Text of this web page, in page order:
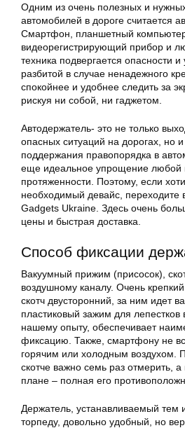
Одним из очень полезных и
автомобилей в дороге считается
Смартфон, планшетный
видеорегистрирующий прибор и
техника подвергается опасности и
разбитой в случае ненадежного
спокойнее и удобнее следить за
рискуя ни собой, ни гаджетом.
Автодержатель- это не только
опасных ситуаций на дорогах, но
поддержания правопорядка в
еще идеальное упрощение любой
протяженности. Поэтому, если
необходимый девайс, переходите
Gadgets Ukraine. Здесь очень
цены и быстрая доставка.
Способ фиксации
Вакуумный прижим (присосок),
воздушному каналу. Очень
скотч двусторонний, за ним идет
пластиковый зажим для лепестков
нашему опыту, обеспечивает
фиксацию. Также, смартфону не
горячим или холодным воздухом.
скотче важно семь раз отмерить,
плане – полная его
Держатель, устанавливаемый тем
торпеду, довольно удобный, но